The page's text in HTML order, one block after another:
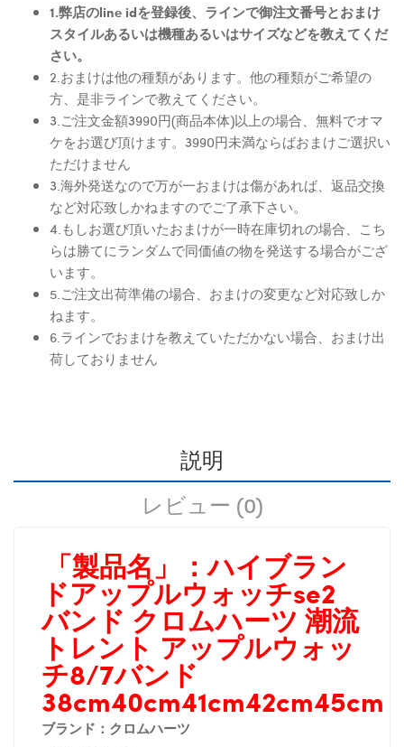
1.弊店のline idを登録後、ラインで御注文番号とおまけ
スタイルあるいは機種あるいはサイズなどを教えてくだ
さい。
2.おまけは他の種類があります。他の種類がご希望の
方、是非ラインで教えてください。
3.ご注文金額3990円(商品本体)以上の場合、無料でオマ
ケをお選び頂けます。3990円未満ならばおまけご選択い
ただけません
3.海外発送なので万が一おまけは傷があれば、返品交換
など対応致しかねますのでご了承下さい。
4.もしお選び頂いたおまけが一時在庫切れの場合、こち
らは勝てにランダムで同価値の物を発送する場合がござ
います。
5.ご注文出荷準備の場合、おまけの変更など対応致しか
ねます。
6.ラインでおまけを教えていただかない場合、おまけ出
荷しておりません
説明
レビュー (0)
「製品名」：ハイブラン
ドアップルウォッチse2
バンド クロムハーツ 潮流
トレント アップルウォッ
チ8/7バンド
38cm40cm41cm42cm45cm
ブランド：クロムハーツ